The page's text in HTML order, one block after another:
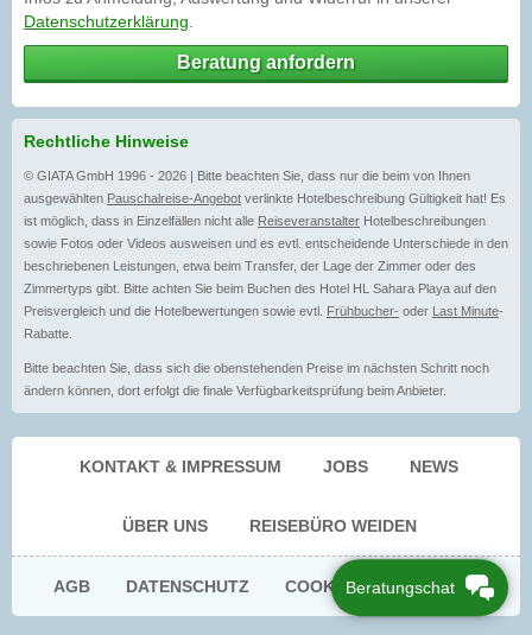
Datenschutzerklärung
Beratung anfordern
Rechtliche Hinweise
© GIATA GmbH 1996 - 2026 | Bitte beachten Sie, dass nur die beim von Ihnen
ausgewählten Pauschalreise-Angebot verlinkte Hotelbeschreibung Gültigkeit hat! Es
ist möglich, dass in Einzelfällen nicht alle Reiseveranstalter Hotelbeschreibungen
sowie Fotos oder Videos ausweisen und es evtl. entscheidende Unterschiede in den
beschriebenen Leistungen, etwa beim Transfer, der Lage der Zimmer oder des
Zimmertyps gibt. Bitte achten Sie beim Buchen des Hotel HL Sahara Playa auf den
Preisvergleich und die Hotelbewertungen sowie evtl. Frühbucher- oder Last Minute-
Rabatte.
Bitte beachten Sie, dass sich die obenstehenden Preise im nächsten Schritt noch
ändern können, dort erfolgt die finale Verfügbarkeitsprüfung beim Anbieter.
KONTAKT & IMPRESSUM JOBS NEWS
ÜBER UNS REISEBÜRO WEIDEN
AGB DATENSCHUTZ COOKIE EINWILLIGUNG
Beratungschat